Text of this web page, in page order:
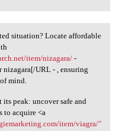
situation? Locate affordable
item/nizagara/-
nizagara[/URL - , ensuring
mind.
peak: uncover safe and
to acquire <a
item/viagra/"